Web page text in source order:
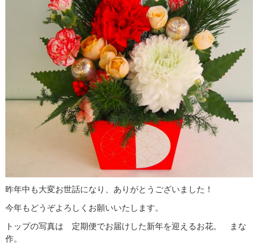
昨年中も大変お世話になり、ありがとうございました！
今年もどうぞよろしくお願いいたします。
トップの写真は 定期便でお届けした新年を迎えるお花。 まな
作。